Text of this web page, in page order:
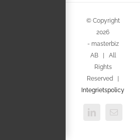
© Copyright
2026
- masterbiz
AB | All
Rights
Reserved |
Integrietspolicy
LinkedIn
E-